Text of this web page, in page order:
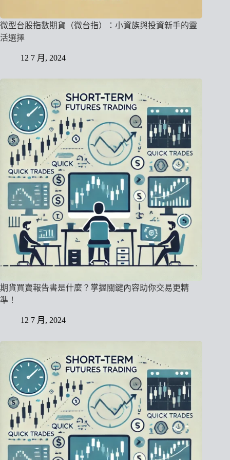
微型台股指數期貨（微台指）：小資族與投資新手的靈
活選擇
12 7 月, 2024
期貨買賣報告書是什麼？掌握關鍵內容助你交易更精
準！
12 7 月, 2024